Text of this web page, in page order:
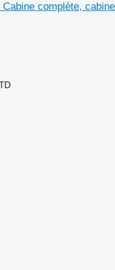
Cabine complète, cabine